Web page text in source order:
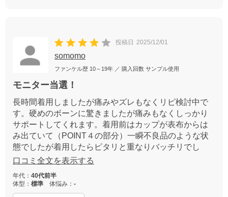
投稿日 2025/12/01
somomo
ファンケル歴 10～19年 ／ 購入回数 サンプル使用
モニター当選！
長時間着用しましたが痛みやズレもなくリピ検討中で
す。硬めのボーンに驚きましたが痛みもなくしっかり
サポートしてくれます。着用前はカップが表布からは
み出ていて（POINT４の部分）一瞬不良品のような状
態でしたが着用したらピタリと重なりバッチリでし
た。事前にこの点の注意書があると良かったかも。肩
がしなやかにフィットする事で調整できなくても平気
でした。
口コミ全文を表示する
年代： 40代前半
体型： 標準 体悩み： -